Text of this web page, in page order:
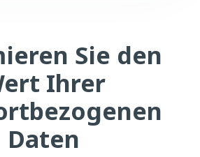
Sie den
Ihrer
Daten